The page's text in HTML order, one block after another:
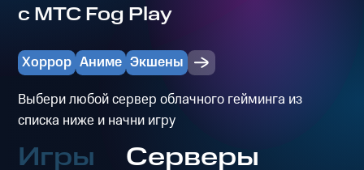
с МТС Fog Play
Хоррор Аниме Экшены
Выбери любой сервер облачного гейминга из
списка ниже и начни игру
Игры Серверы